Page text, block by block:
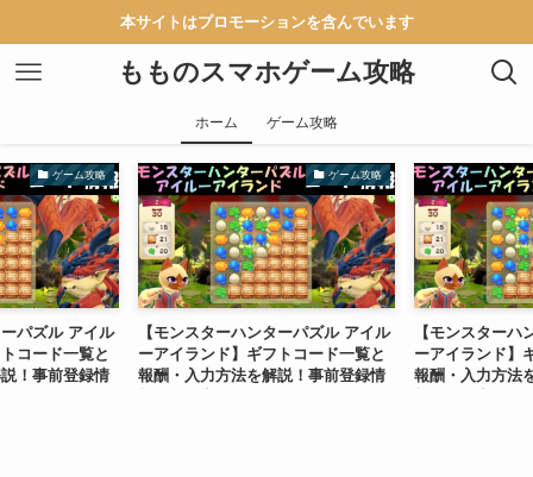
本サイトはプロモーションを含んでいます
もものスマホゲーム攻略
ホーム ゲーム攻略
ゲーム攻略
パズル アイル
コード一覧と
！事前登録情
ゲーム攻略
【モンスターハンターパズル アイル
ーアイランド】ギフトコード一覧と
報酬・入力方法を解説！事前登録情
【モンスターハ
ーアイランド】
報酬・入力方法